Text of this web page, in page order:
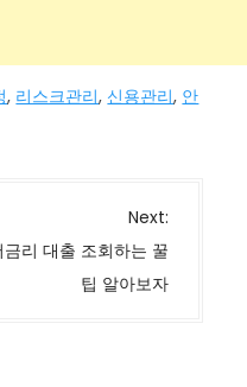
, 리스크관리, 신용관리, 안
Next:
금리 대출 조회하는 꿀
팁 알아보자